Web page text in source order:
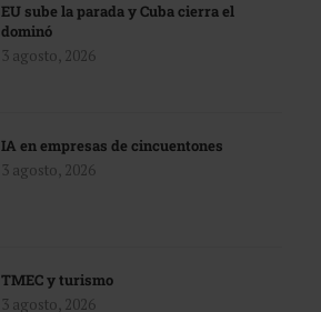
EU sube la parada y Cuba cierra el
dominó
3 agosto, 2026
IA en empresas de cincuentones
3 agosto, 2026
TMEC y turismo
3 agosto, 2026